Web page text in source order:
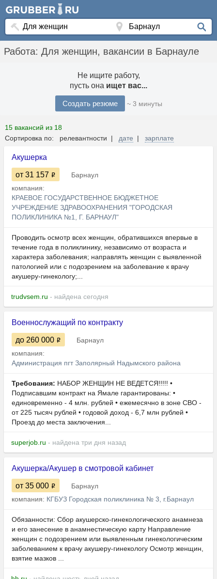
Работа: Для женщин, вакансии в Барнауле
Не ищите работу,
пусть она ищет вас...
Создать резюме ~ 3 минуты
15 вакансий из 18
Сортировка по: релевантности | дате | зарплате
Акушерка
от 31 157
Барнаул
компания:
КРАЕВОЕ ГОСУДАРСТВЕННОЕ БЮДЖЕТНОЕ
УЧРЕЖДЕНИЕ ЗДРАВООХРАНЕНИЯ "ГОРОДСКАЯ
ПОЛИКЛИНИКА №1, Г. БАРНАУЛ"
Проводить осмотр всех женщин, обратившихся впервые в
течение года в поликлинику, независимо от возраста и
характера заболевания; направлять женщин с выявленной
патологией или с подозрением на заболевание к врачу
акушеру-гинекологу;...
trudvsem.ru - найдена сегодня
Военнослужащий по контракту
до 260 000
Барнаул
компания:
Администрация пгт Заполярный Надымского района
Требования: НАБОР ЖЕНЩИН НЕ ВЕДЕТСЯ!!!!! •
Подписавшим контракт на Ямале гарантированы: •
единовременно - 4 млн. рублей • ежемесячно в зоне СВО -
от 225 тысяч рублей • годовой доход - 6,7 млн рублей •
Проезд до места заключения...
superjob.ru - найдена три дня назад
Акушерка/Акушер в смотровой кабинет
от 35 000
Барнаул
компания: КГБУЗ Городская поликлиника № 3, г.Барнаул
Обязанности: Сбор акушерско-гинекологического анамнеза
и его занесение в анамнестическую карту Направление
женщин с подозрением или выявленным гинекологическим
заболеванием к врачу акушеру-гинекологу Осмотр женщин,
взятие мазков ...